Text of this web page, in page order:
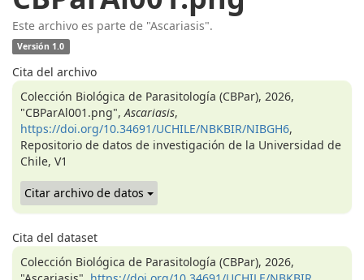
Este archivo es parte de "Ascariasis".
Versión 1.0
Cita del archivo
Colección Biológica de Parasitología (CBPar), 2026,
"CBParAl001.png",Ascariasis,
https://doi.org/10.34691/UCHILE/NBKBIR/NIBGH6,
Repositorio de datos de investigación de la Universidad de
Chile, V1
Citar archivo de datos
Cita del dataset
Colección Biológica de Parasitología (CBPar), 2026,